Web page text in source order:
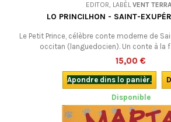
EDITOR, LABÈLVENT
LO PRINCILHON - SAINT-
Le Petit Prince, célèbre conte moderne de
occitan (languedocien). Un conte à la
philosophique, sous les apparences d'un
classique, pour jeunes et
15,00 €
Apondre dins lo panièr.
Disponible